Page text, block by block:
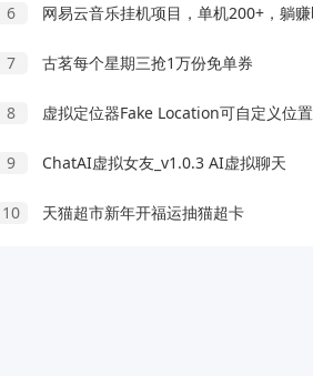
6 网易云音乐挂机项目，单机200+，躺赚即可，正在红利期，无
7 古茗每个星期三抢1万份免单券
8 虚拟定位器Fake Location可自定义位置
9 ChatAI虚拟女友_v1.0.3 AI虚拟聊天
10 天猫超市新年开福运抽猫超卡